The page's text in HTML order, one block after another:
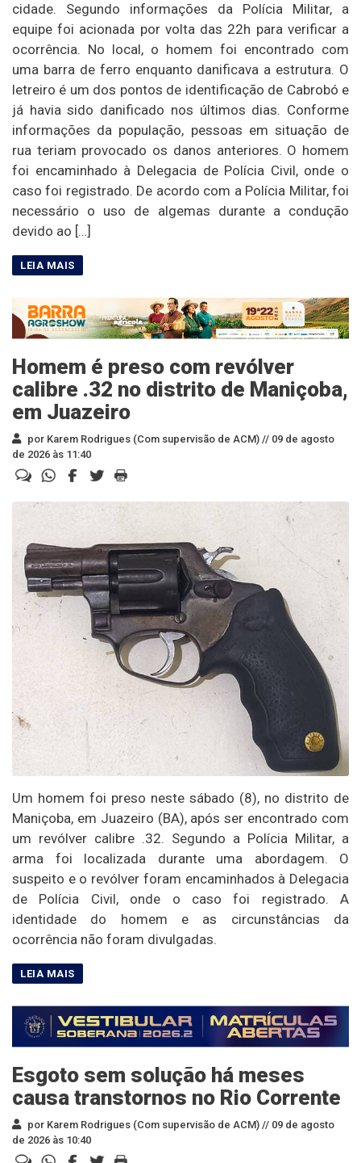
cidade. Segundo informações da Polícia Militar, a
equipe foi acionada por volta das 22h para verificar a
ocorrência. No local, o homem foi encontrado com
uma barra de ferro enquanto danificava a estrutura. O
letreiro é um dos pontos de identificação de Cabrobó e
já havia sido danificado nos últimos dias. Conforme
informações da população, pessoas em situação de
rua teriam provocado os danos anteriores. O homem
foi encaminhado à Delegacia de Polícia Civil, onde o
caso foi registrado. De acordo com a Polícia Militar, foi
necessário o uso de algemas durante a condução
devido ao […]
Homem é preso com revólver
calibre .32 no distrito de Maniçoba,
em Juazeiro
por Karem Rodrigues (Com supervisão de ACM) // 09 de agosto
de 2026 às 11:40
Um homem foi preso neste sábado (8), no distrito de
Maniçoba, em Juazeiro (BA), após ser encontrado com
um revólver calibre .32. Segundo a Polícia Militar, a
arma foi localizada durante uma abordagem. O
suspeito e o revólver foram encaminhados à Delegacia
de Polícia Civil, onde o caso foi registrado. A
identidade do homem e as circunstâncias da
ocorrência não foram divulgadas.
Esgoto sem solução há meses
causa transtornos no Rio Corrente
por Karem Rodrigues (Com supervisão de ACM) // 09 de agosto
de 2026 às 10:40